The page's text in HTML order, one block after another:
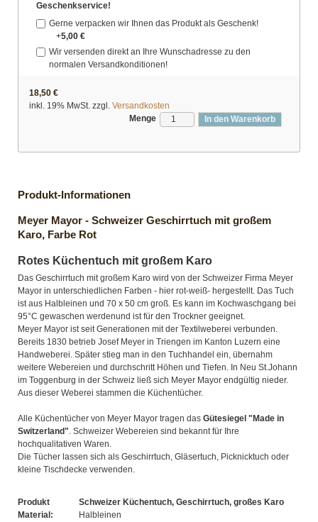
Geschenkservice!
Gerne verpacken wir Ihnen das Produkt als Geschenk!
+5,00 €
Wir versenden direkt an Ihre Wunschadresse zu den
normalen Versandkonditionen!
18,50 €
inkl. 19% MwSt. zzgl. Versandkosten
Menge
In den Warenkorb
Produkt-Informationen
Meyer Mayor - Schweizer Geschirrtuch mit großem
Karo, Farbe Rot
Rotes Küchentuch mit großem Karo
Das Geschirrtuch mit großem Karo wird von der Schweizer Firma Meyer
Mayor in unterschiedlichen Farben - hier rot-weiß- hergestellt. Das Tuch
ist aus Halbleinen und 70 x 50 cm groß. Es kann im Kochwaschgang bei
95°C gewaschen werdenund ist für den Trockner geeignet.
Meyer Mayor ist seit Generationen mit der Textilweberei verbunden.
Bereits 1830 betrieb Josef Meyer in Triengen im Kanton Luzern eine
Handweberei. Später stieg man in den Tuchhandel ein, übernahm
weitere Webereien und durchschritt Höhen und Tiefen. In Neu St.Johann
im Toggenburg in der Schweiz ließ sich Meyer Mayor endgültig nieder.
Aus dieser Weberei stammen die Küchentücher.
Alle Küchentücher von Meyer Mayor tragen das Gütesiegel "Made in
Switzerland". Schweizer Webereien sind bekannt für Ihre
hochqualitativen Waren.
Die Tücher lassen sich als Geschirrtuch, Gläsertuch, Picknicktuch oder
kleine Tischdecke verwenden.
Produkt
Schweizer Küchentuch, Geschirrtuch, großes Karo
Material:
Halbleinen